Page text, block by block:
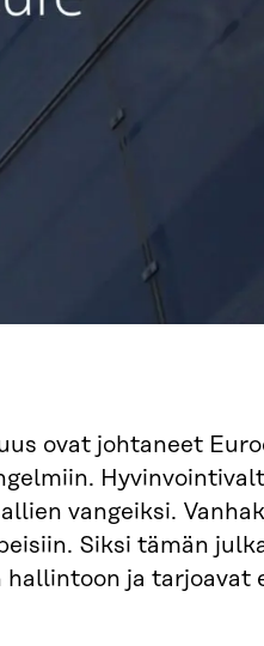
ovat johtaneet
vangeiksi.
Siksi tämän
ja tarjoavat